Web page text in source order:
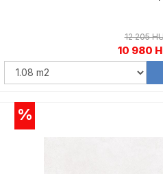
12 205
10 980
%